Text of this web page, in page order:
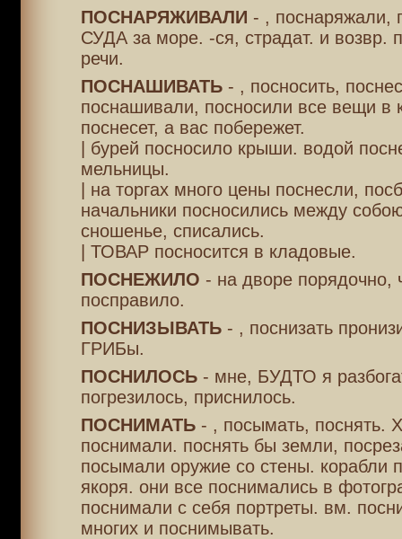
ПОСНАРЯЖИВАЛИ - , поснаряжали,
СУДА за море. -ся, страдат. и возвр.
речи.
ПОСНАШИВАТЬ- , посносить,
поснашивали, посносили все вещи в
поснесет, а вас побережет.
| бурей посносило крыши. водой
мельницы.
| на торгах много цены поснесли,
начальники посносились между
сношенье, списались.
| ТОВАР посносится в кладовые.
ПОСНЕЖИЛО - на дворе
посправило.
ПОСНИЗЫВАТЬ- , поснизать
ГРИБы.
ПОСНИЛОСЬ- мне, БУДТО я
погрезилось, приснилось.
ПОСНИМАТЬ- , посымать, поснять.
поснимали. поснять бы земли,
посымали оружие со стены. корабли
якоря. они все поснимались в
поснимали с себя портреты. вм.
многих и поснимывать.